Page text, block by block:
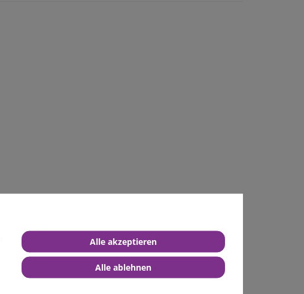
Alle akzeptieren
Alle ablehnen